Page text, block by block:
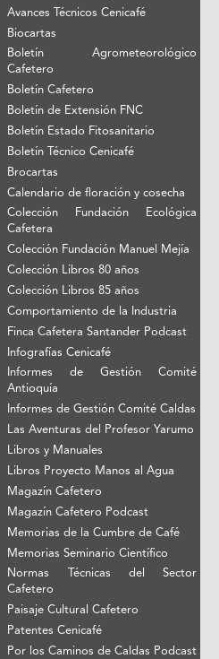
Avances Técnicos Cenicafé
Biocartas
Boletín Agrometeorológico
Cafetero
Boletín Cafetero
Boletín de Extensión FNC
Boletín Estado Fitosanitario
Boletín Técnico Cenicafé
Brocartas
Calendario de floración y cosecha
Colección Fundación Ecológica
Cafetera
Colección Fundación Manuel Mejía
Colección Libros 80 años
Colección Libros 85 años
Comportamiento de la Industria
Finca Cafetera Santander Podcast
Infografías Cenicafé
Informes de Gestión Comité
Antioquía
Informes de Gestión Comité Caldas
Las Aventuras del Profesor Yarumo
Libros y Manuales
Libros Proyecto Manos al Agua
Magazín Cafetero
Magazín Cafetero Podcast
Memorias de la Cumbre de Café
Memorias Seminario Científico
Normas Técnicas del Sector
Cafetero
Paisaje Cultural Cafetero
Patentes Cenicafé
Por los Caminos de Caldas Podcast